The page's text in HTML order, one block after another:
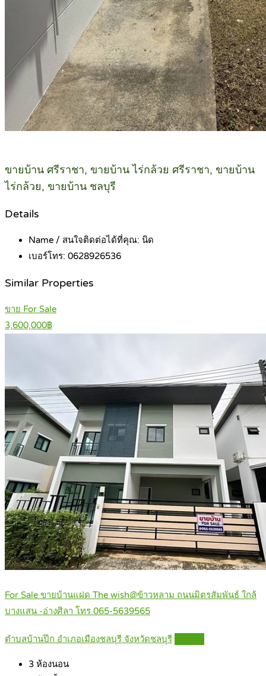
ขายบ้าน ศรีราชา, ขายบ้าน ไร่กล้วย ศรีราชา, ขายบ้าน
ไร่กล้วย, ขายบ้าน ชลบุรี
Details
Name / สนใจติดต่อได้ที่คุณ: นิด
เบอร์โทร: 0628926536
Similar Properties
ขาย For Sale
3,600,000฿
For Sale ขายบ้านแฝด The wish@ข้าวหลาม ถนนมิตรสัมพันธ์ ใกล้
บางแสน -อ่างศิลา โทร 065-5639565
ตำบลบ้านปึก อำเภอเมืองชลบุรี จังหวัดชลบุรี
3 ห้องนอน